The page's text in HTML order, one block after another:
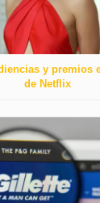
y premios
de Netflix